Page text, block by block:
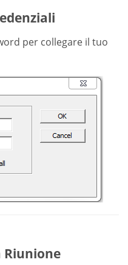
per collegare il tuo
Riunione